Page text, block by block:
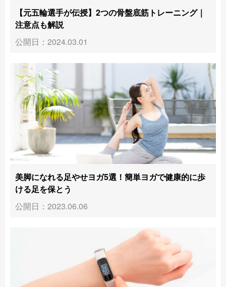
【元五輪選手が伝授】2つの骨盤底筋トレーニング｜
注意点も解説
公開日：2024.03.01
美脚になれる足やせヨガ5選！簡単ヨガで健康的に歩
ける足を保とう
公開日：2023.06.06